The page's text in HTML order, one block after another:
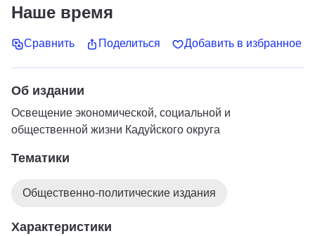
Наше время
Сравнить Поделиться Добавить в избранное
Об издании
Освещение экономической, социальной и
общественной жизни Кадуйского округа
Тематики
Общественно-политические издания
Характеристики